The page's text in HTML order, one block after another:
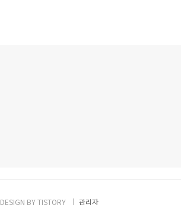
DESIGN BYTISTORY 관리자